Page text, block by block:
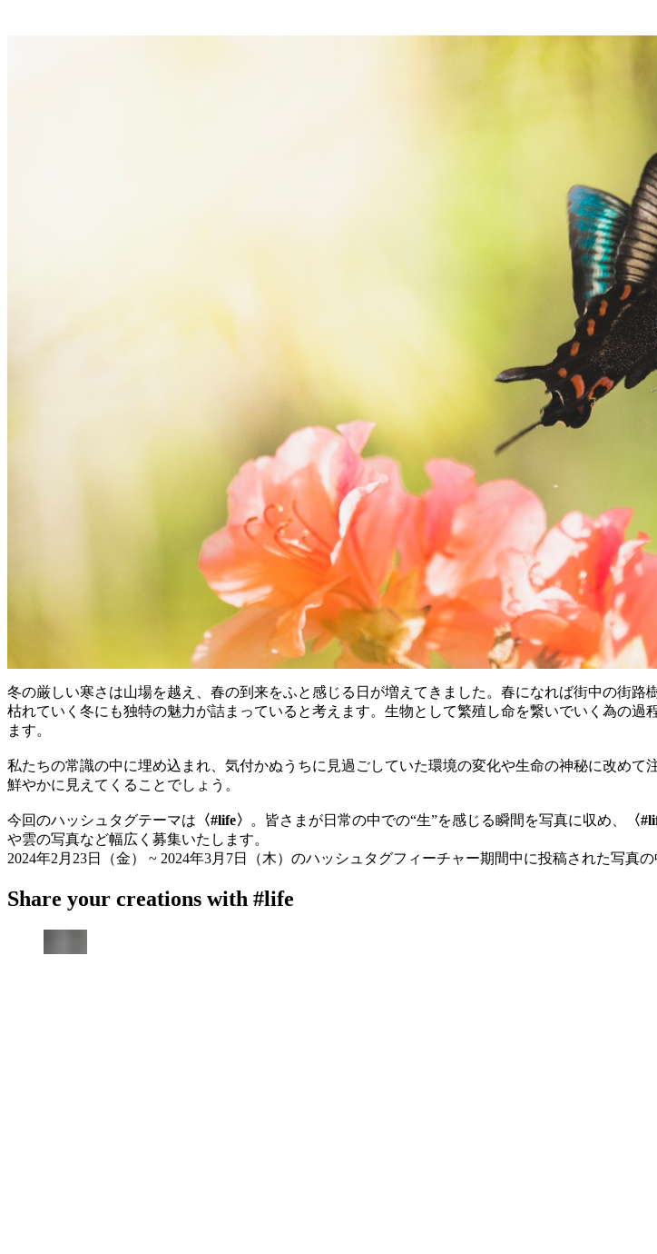
冬の厳しい寒さは山場を越え、春の到来をふと感じる日が増えてきました。春になれば街中の街
枯れていく冬にも独特の魅力が詰まっていると考えます。生物として繁殖し命を繋いでいく為の
ます。
私たちの常識の中に埋め込まれ、気付かぬうちに見過ごしていた環境の変化や生命の神秘に改め
鮮やかに見えてくることでしょう。
今回のハッシュタグテーマは 〈#life〉 。皆さまが日常の中での“生”を感じる瞬間を写真に収め、 〈
や雲の写真など幅広く募集いたします。
2024年2月23日（金） ~ 2024年3月7日（木）のハッシュタグフィーチャー期間中に投稿された写真
Share your creations with #life